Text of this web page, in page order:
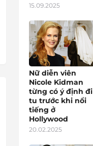
15.09.2025
Nữ diễn viên
Nicole Kidman
từng có ý định đi
tu trước khi nổi
tiếng ở
Hollywood
20.02.2025